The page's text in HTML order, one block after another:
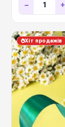
− +
Хіт продажів